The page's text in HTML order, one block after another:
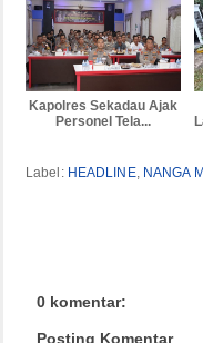
Kapolres Sekadau Ajak
Personel Tela...
Label: HEADLINE, NANGA
0 komentar:
Posting Komentar